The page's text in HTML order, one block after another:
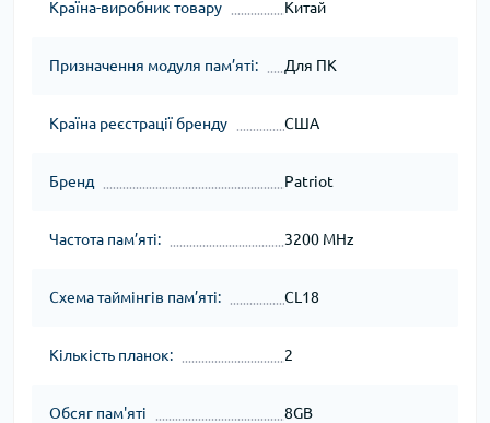
Країна-виробник товару Китай
Призначення модуля пам’яті: Для ПК
Країна реєстрації бренду США
Бренд Patriot
Частота пам’яті: 3200 MHz
Схема таймінгів пам’яті: CL18
Кількість планок: 2
Обсяг пам'яті 8GB